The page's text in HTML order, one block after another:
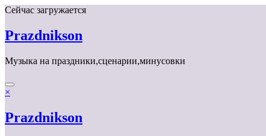
Перейти
содержимому
Сейчас загружается
Prazdnikson
Музыка на праздники,сценарии,минусовки
×
Prazdnikson